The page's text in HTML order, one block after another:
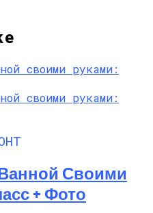
Своими
+ Фото